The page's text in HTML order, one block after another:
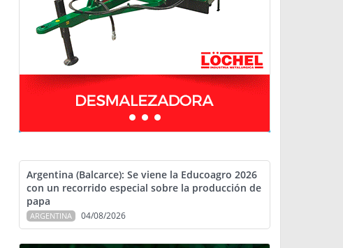
Argentina (Balcarce): Se viene la Educoagro 2026
con un recorrido especial sobre la producción de
papa
ARGENTINA 04/08/2026